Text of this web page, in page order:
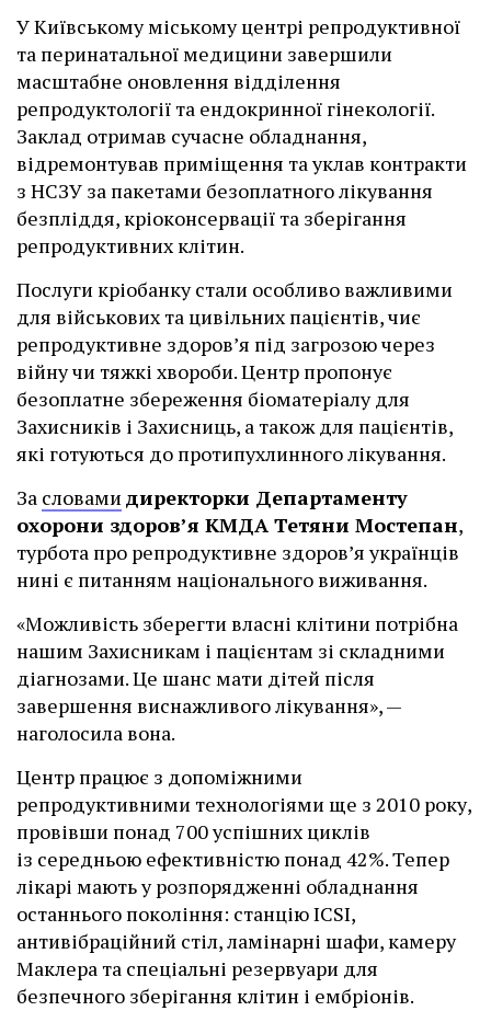
У Київському міському центрі репродуктивної
та перинатальної медицини завершили
масштабне оновлення відділення
репродуктології та ендокринної гінекології.
Заклад отримав сучасне обладнання,
відремонтував приміщення та уклав контракти
з НСЗУ за пакетами безоплатного лікування
безпліддя, кріоконсервації та зберігання
репродуктивних клітин.
Послуги кріобанку стали особливо важливими
для військових та цивільних пацієнтів, чиє
репродуктивне здоров’я під загрозою через
війну чи тяжкі хвороби. Центр пропонує
безоплатне збереження біоматеріалу для
Захисників і Захисниць, а також для пацієнтів,
які готуються до протипухлинного лікування.
За словамидиректорки Департаменту
охорони здоров’я КМДА Тетяни Мостепан,
турбота про репродуктивне здоров’я українців
нині є питанням національного виживання.
«Можливість зберегти власні клітини потрібна
нашим Захисникам і пацієнтам зі складними
діагнозами. Це шанс мати дітей після
завершення виснажливого лікування», —
наголосила вона.
Центр працює з допоміжними
репродуктивними технологіями ще з 2010 року,
провівши понад 700 успішних циклів
із середньою ефективністю понад 42%. Тепер
лікарі мають у розпорядженні обладнання
останнього покоління: станцію ІCSI,
антивібраційний стіл, ламінарні шафи, камеру
Маклера та спеціальні резервуари для
безпечного зберігання клітин і ембріонів.